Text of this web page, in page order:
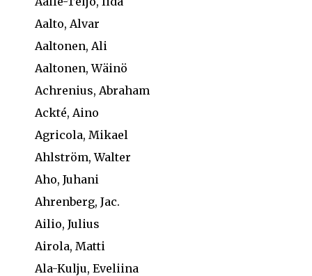
Aalto, Alvar
Aaltonen, Ali
Aaltonen, Wäinö
Achrenius, Abraham
Ackté, Aino
Agricola, Mikael
Ahlström, Walter
Aho, Juhani
Ahrenberg, Jac.
Ailio, Julius
Airola, Matti
Ala-Kulju, Eveliina